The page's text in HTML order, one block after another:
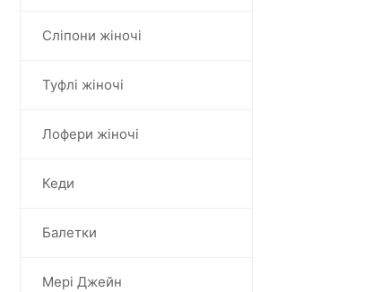
Сліпони жіночі
Туфлі жіночі
Лофери жіночі
Кеди
Балетки
Мері Джейн